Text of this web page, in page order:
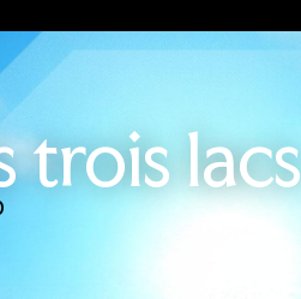
trois lacs